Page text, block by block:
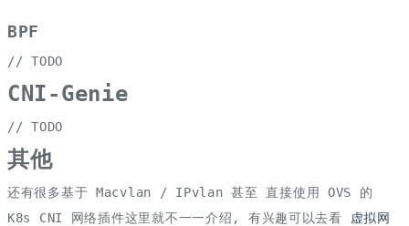
BPF
// TODO
CNI-Genie
// TODO
其他
还有很多基于 Macvlan / IPvlan 甚至 直接使用 OVS 的
K8s CNI 网络插件这里就不一一介绍, 有兴趣可以去看
虚拟网